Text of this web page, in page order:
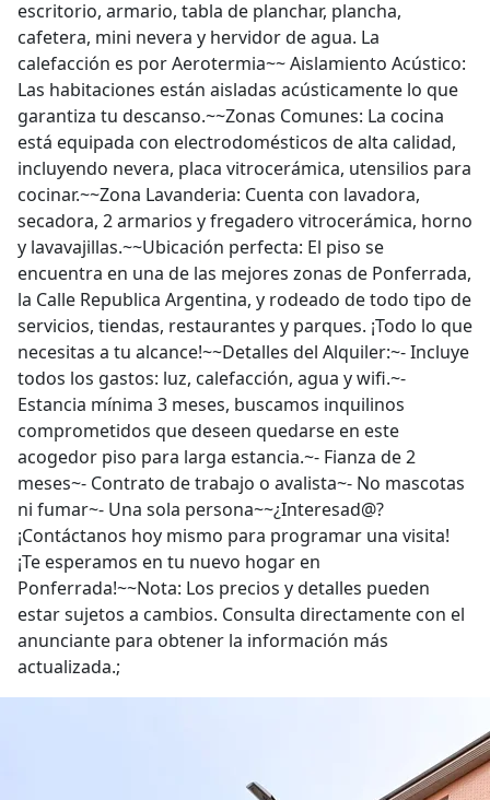
escritorio, armario, tabla de planchar, plancha,
cafetera, mini nevera y hervidor de agua. La
calefacción es por Aerotermia~~ Aislamiento Acústico:
Las habitaciones están aisladas acústicamente lo que
garantiza tu descanso.~~Zonas Comunes: La cocina
está equipada con electrodomésticos de alta calidad,
incluyendo nevera, placa vitrocerámica, utensilios para
cocinar.~~Zona Lavanderia: Cuenta con lavadora,
secadora, 2 armarios y fregadero vitrocerámica, horno
y lavavajillas.~~Ubicación perfecta: El piso se
encuentra en una de las mejores zonas de Ponferrada,
la Calle Republica Argentina, y rodeado de todo tipo de
servicios, tiendas, restaurantes y parques. ¡Todo lo que
necesitas a tu alcance!~~Detalles del Alquiler:~- Incluye
todos los gastos: luz, calefacción, agua y wifi.~-
Estancia mínima 3 meses, buscamos inquilinos
comprometidos que deseen quedarse en este
acogedor piso para larga estancia.~- Fianza de 2
meses~- Contrato de trabajo o avalista~- No mascotas
ni fumar~- Una sola persona~~¿Interesad@?
¡Contáctanos hoy mismo para programar una visita!
¡Te esperamos en tu nuevo hogar en
Ponferrada!~~Nota: Los precios y detalles pueden
estar sujetos a cambios. Consulta directamente con el
anunciante para obtener la información más
actualizada.;